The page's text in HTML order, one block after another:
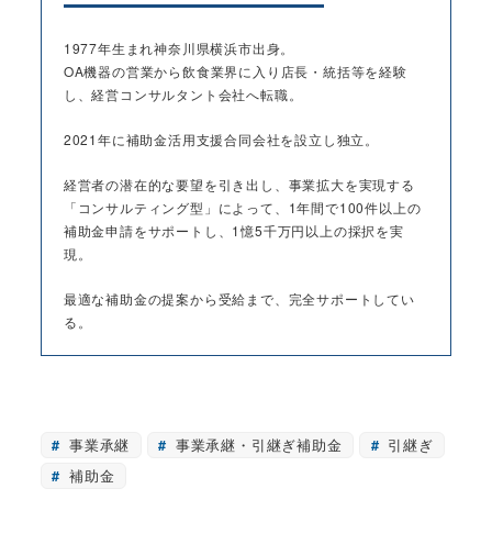
1977年生まれ神奈川県横浜市出身。
OA機器の営業から飲食業界に入り店長・統括等を経験
し、経営コンサルタント会社へ転職。
2021年に補助金活用支援合同会社を設立し独立。
経営者の潜在的な要望を引き出し、事業拡大を実現する
「コンサルティング型」によって、1年間で100件以上の
補助金申請をサポートし、1憶5千万円以上の採択を実
現。
最適な補助金の提案から受給まで、完全サポートしてい
る。
事業承継 事業承継・引継ぎ補助金
引継ぎ
補助金